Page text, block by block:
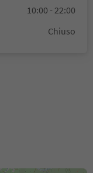
10:00 - 22:00
Chiuso